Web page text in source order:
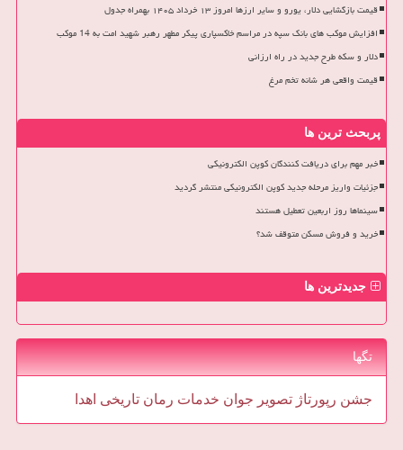
قیمت بازگشایی دلار، یورو و سایر ارزها امروز ۱۳ خرداد ۱۴۰۵ بهمراه جدول
افزایش موکب های بانک سپه در مراسم خاکسپاری پیکر مطهر رهبر شهید امت به 14 موکب
دلار و سکه طرح جدید در راه ارزانی
قیمت واقعی هر شانه تخم مرغ
پربحث ترین ها
خبر مهم برای دریافت کنندگان کوپن الکترونیکی
جزئیات واریز مرحله جدید کوپن الکترونیکی منتشر گردید
سینماها روز اربعین تعطیل هستند
خرید و فروش مسکن متوقف شد؟
جدیدترین ها
تگها
جشن رپورتاژ تصویر جوان خدمات رمان تاریخی اهدا